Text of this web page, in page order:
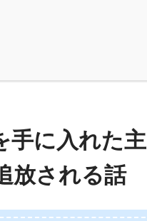
手に入れた主
放される話